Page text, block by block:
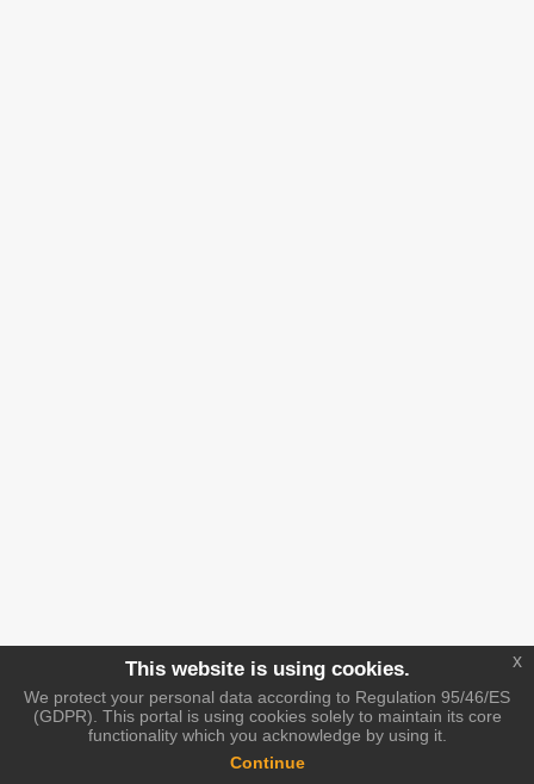
This website is using cookies.
We protect your personal data according to Regulation 95/46/ES
(GDPR). This portal is using cookies solely to maintain its core
functionality which you acknowledge by using it.
Continue
x